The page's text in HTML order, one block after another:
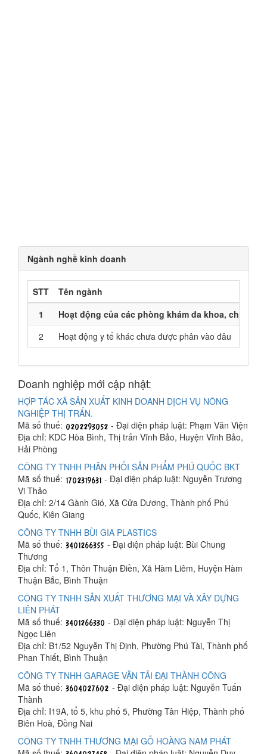
Ngành nghề kinh doanh
STT
Tên ngành
1
Hoạt động của các phòng khám đa khoa, chuyên
2
Hoạt động y tế khác chưa được phân vào đâu
Doanh nghiệp mới cập nhật:
HỢP TÁC XÃ SẢN XUẤT KINH DOANH DỊCH VỤ NÔNG
NGHIỆP THỊ TRẤN.
Mã số thuế:
- Đại diện pháp luật: Phạm Văn Viện
Địa chỉ: KDC Hòa Bình, Thị trấn Vĩnh Bảo, Huyện Vĩnh Bảo,
Hải Phòng
CÔNG TY TNHH PHÂN PHỐI SẢN PHẨM PHÚ QUỐC BKT
Mã số thuế:
- Đại diện pháp luật: Nguyễn Trương
Vi Thảo
Địa chỉ: 2/14 Gành Gió, Xã Cửa Dương, Thành phố Phú
Quốc, Kiên Giang
CÔNG TY TNHH BÙI GIA PLASTICS
Mã số thuế:
- Đại diện pháp luật: Bùi Chung
Thương
Địa chỉ: Tổ 1, Thôn Thuận Điền, Xã Hàm Liêm, Huyện Hàm
Thuận Bắc, Bình Thuận
CÔNG TY TNHH SẢN XUẤT THƯƠNG MẠI VÀ XÂY DỰNG
LIÊN PHÁT
Mã số thuế:
- Đại diện pháp luật: Nguyễn Thị
Ngọc Liên
Địa chỉ: B1/52 Nguyễn Thị Định, Phường Phú Tài, Thành phố
Phan Thiết, Bình Thuận
CÔNG TY TNHH GARAGE VẬN TẢI ĐẠI THÀNH CÔNG
Mã số thuế:
- Đại diện pháp luật: Nguyễn Tuấn
Thành
Địa chỉ: I19A, tổ 5, khu phố 5, Phường Tân Hiệp, Thành phố
Biên Hoà, Đồng Nai
CÔNG TY TNHH THƯƠNG MẠI GỖ HOÀNG NAM PHÁT